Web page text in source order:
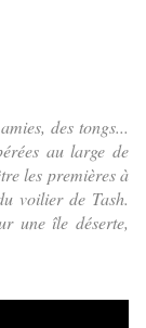
des tongs...
au large de
les premières à
voilier de Tash.
une île déserte,